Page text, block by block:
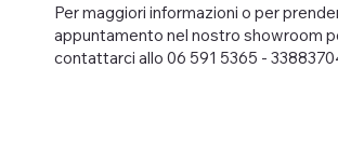
Per maggiori informazioni o per
appuntamento nel nostro showroom
contattarci allo 06 591 5365 -